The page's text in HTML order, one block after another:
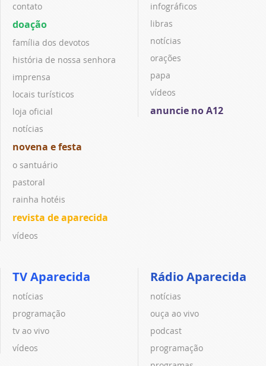
contato
doação
família dos devotos
história de nossa senhora
imprensa
locais turísticos
loja oficial
notícias
novena e festa
o santuário
pastoral
rainha hotéis
revista de aparecida
vídeos
infográficos
libras
notícias
orações
papa
vídeos
anuncie no A12
TV Aparecida
notícias
programação
tv ao vivo
vídeos
Rádio Aparecida
notícias
ouça ao vivo
podcast
programação